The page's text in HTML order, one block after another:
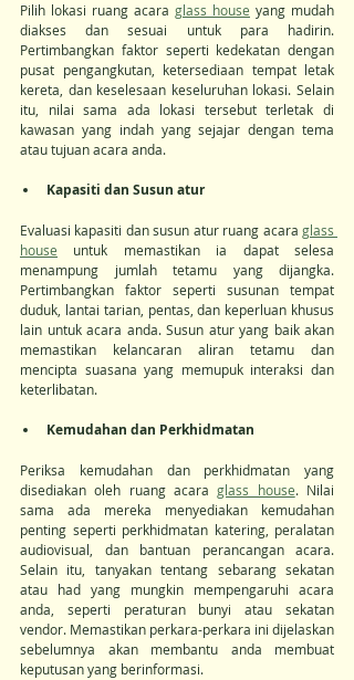
Pilih lokasi ruang acara glass house yang mudah
diakses dan sesuai untuk para hadirin.
Pertimbangkan faktor seperti kedekatan dengan
pusat pengangkutan, ketersediaan tempat letak
kereta, dan keselesaan keseluruhan lokasi. Selain
itu, nilai sama ada lokasi tersebut terletak di
kawasan yang indah yang sejajar dengan tema
atau tujuan acara anda.
Kapasiti dan Susun atur
Evaluasi kapasiti dan susun atur ruang acara glass
house untuk memastikan ia dapat selesa
menampung jumlah tetamu yang dijangka.
Pertimbangkan faktor seperti susunan tempat
duduk, lantai tarian, pentas, dan keperluan khusus
lain untuk acara anda. Susun atur yang baik akan
memastikan kelancaran aliran tetamu dan
mencipta suasana yang memupuk interaksi dan
keterlibatan.
Kemudahan dan Perkhidmatan
Periksa kemudahan dan perkhidmatan yang
disediakan oleh ruang acara glass house. Nilai
sama ada mereka menyediakan kemudahan
penting seperti perkhidmatan katering, peralatan
audiovisual, dan bantuan perancangan acara.
Selain itu, tanyakan tentang sebarang sekatan
atau had yang mungkin mempengaruhi acara
anda, seperti peraturan bunyi atau sekatan
vendor. Memastikan perkara-perkara ini dijelaskan
sebelumnya akan membantu anda membuat
keputusan yang berinformasi.